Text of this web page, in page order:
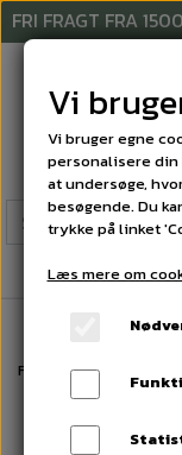
FRI FRAGT FRA
Forside FERIEBOLIG
Vi
Vi bruger egne
personalisere
at undersøge,
besøgende. Du
trykke på linket
Læs mere om